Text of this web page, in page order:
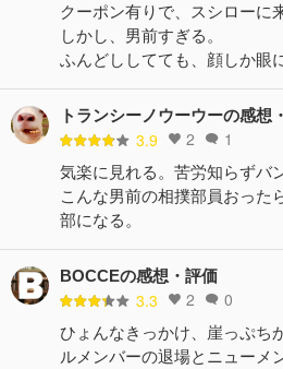
クーポン有りで、スシローに
しかし、男前すぎる。
ふんどししてても、顔しか眼
トランシーノウーウーの感想
3.9 2 1
気楽に見れる。苦労知らずバ
こんな男前の相撲部員おった
部になる。
BOCCEの感想・評価
3.3 2 0
ひょんなきっかけ、崖っぷち
ルメンバーの退場とニューメ